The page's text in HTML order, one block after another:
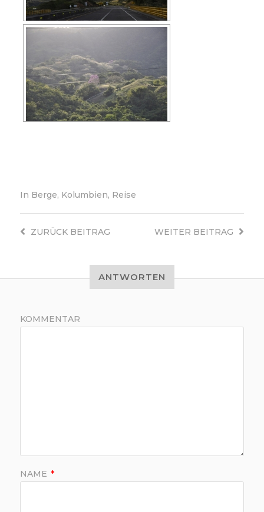
In Berge, Kolumbien, Reise
WEITER BEITRAG
ZURÜCKBEITRAG
ANTWORTEN
KOMMENTAR
NAME *